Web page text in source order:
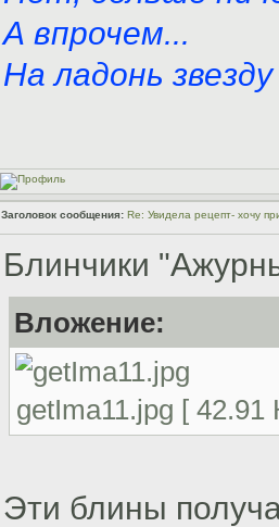
А впрочем...
На ладонь
Заголовок сообщения: Re: Увидела рецепт- хочу
Блинчики
Вложение:
getIma11.jpg [
Эти блины